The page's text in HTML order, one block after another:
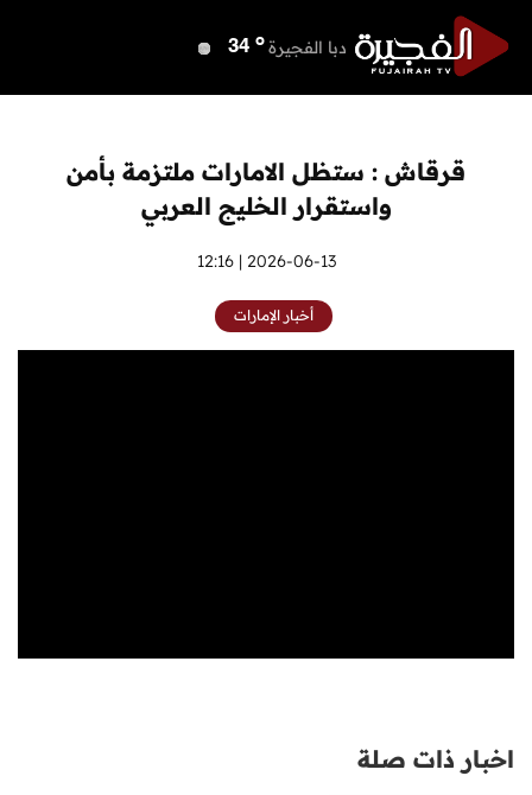
دبا الفجيرة 34 o
أم القيوين 40 o
راس الخيمة 41 o
الفجيرة 33 o
قرقاش : ستظل الامارات ملتزمة بأمن
واستقرار الخليج العربي
2026-06-13 | 12:16
أخبار الإمارات
اخبار ذات صلة